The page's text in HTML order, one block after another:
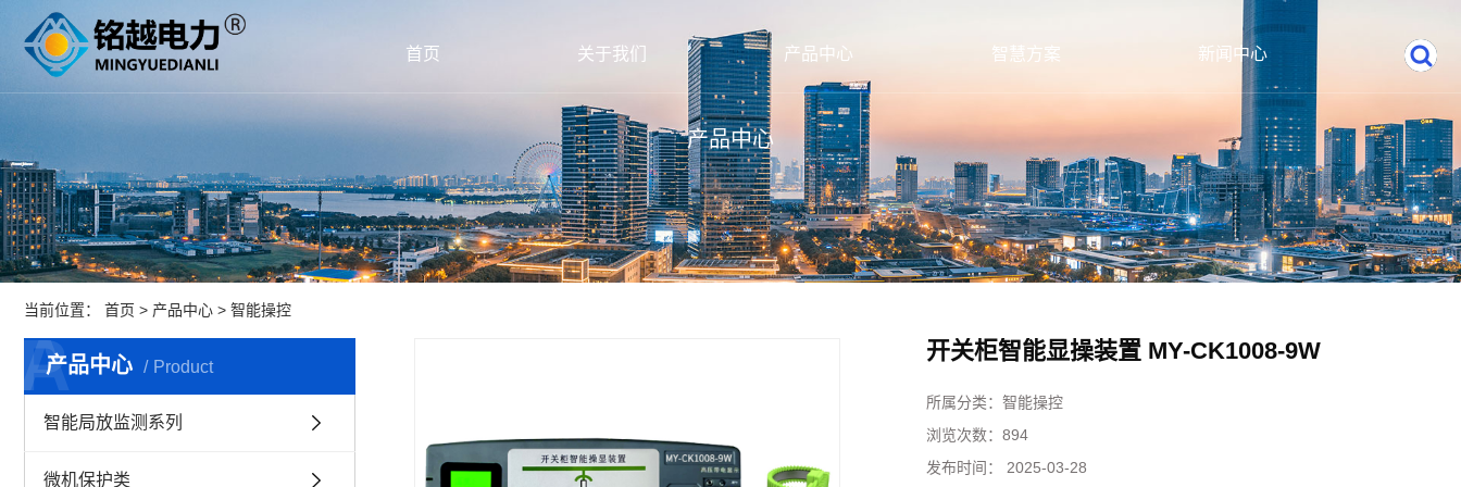
首页 关于我们 产品中心 智慧方案 新闻中心
产品中心
当前位置： 首页 > 产品中心 > 智能操控
产品中心 Product
A
P
智能局放监测系列
微机保护类
开关柜智能显操装置 MY-CK1008-9W
所属分类： 智能操控
浏览次数： 894
发布时间：
2025-03-28